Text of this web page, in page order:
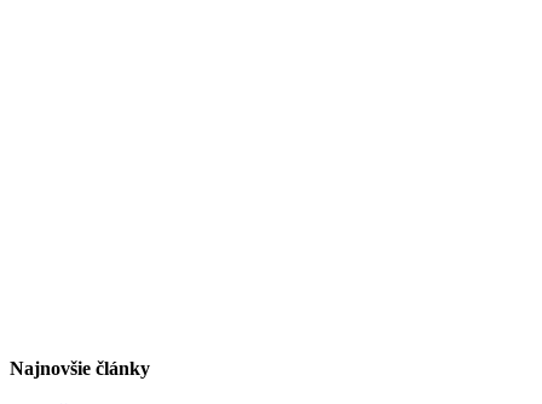
Najnovšie články